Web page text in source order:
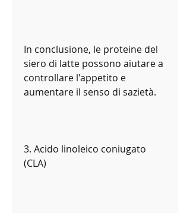
In conclusione, le proteine del
siero di latte possono aiutare a
controllare l'appetito e
aumentare il senso di sazietà.
3. Acido linoleico coniugato
(CLA)